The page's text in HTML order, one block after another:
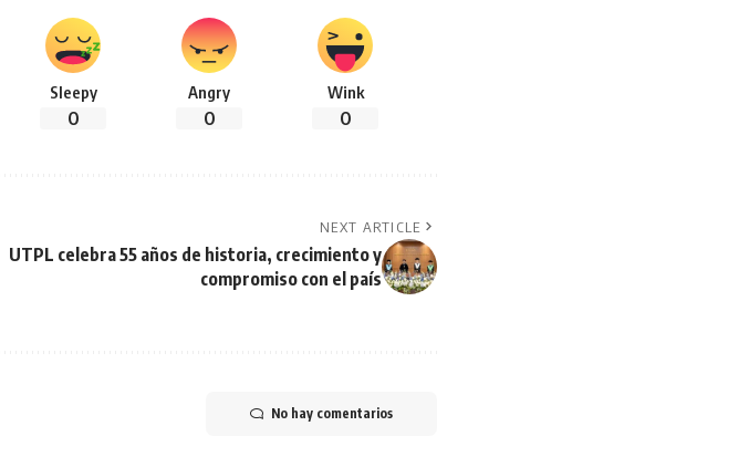
Sleepy
0
Angry
0
Wink
0
NEXT ARTICLE
UTPL celebra 55 años de historia, crecimiento y
compromiso con el país
No hay comentarios